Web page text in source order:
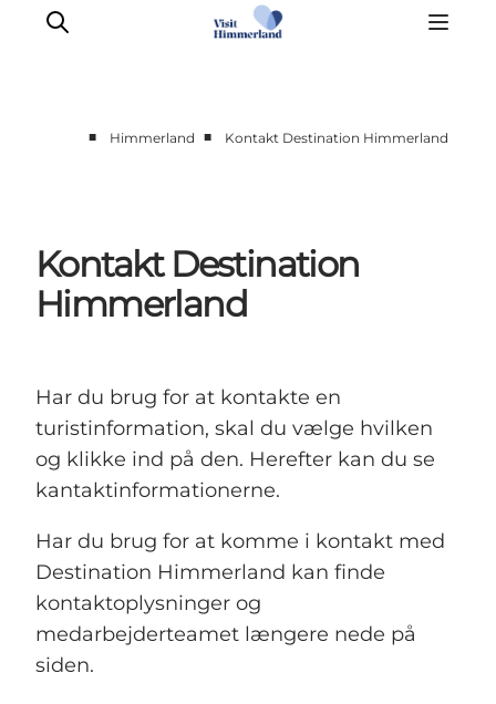
■ Himmerland ■ Kontakt Destination Himmerland
Kontakt Destination
Himmerland
Har du brug for at kontakte en
turistinformation, skal du vælge hvilken
og klikke ind på den. Herefter kan du se
kantaktinformationerne.
Har du brug for at komme i kontakt med
Destination Himmerland kan finde
kontaktoplysninger og
medarbejderteamet længere nede på
siden.